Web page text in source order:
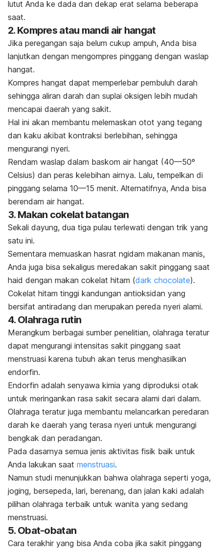
lutut Anda ke dada dan dekap erat selama beberapa
saat.
2. Kompres atau mandi air hangat
Jika peregangan saja belum cukup ampuh, Anda bisa
lanjutkan dengan mengompres pinggang dengan waslap
hangat.
Kompres hangat dapat memperlebar pembuluh darah
sehingga aliran darah dan suplai oksigen lebih mudah
mencapai daerah yang sakit.
Hal ini akan membantu melemaskan otot yang tegang
dan kaku akibat kontraksi berlebihan, sehingga
mengurangi nyeri.
Rendam waslap dalam baskom air hangat (40—50º
Celsius) dan peras kelebihan airnya. Lalu, tempelkan di
pinggang selama 10—15 menit. Alternatifnya, Anda bisa
berendam air hangat.
3. Makan cokelat batangan
Sekali dayung, dua tiga pulau terlewati dengan trik yang
satu ini.
Sementara memuaskan hasrat ngidam makanan manis,
Anda juga bisa sekaligus meredakan sakit pinggang saat
haid dengan makan cokelat hitam (dark chocolate).
Cokelat hitam tinggi kandungan antioksidan yang
bersifat antiradang dan merupakan pereda nyeri alami.
4. Olahraga rutin
Merangkum berbagai sumber penelitian, olahraga teratur
dapat mengurangi intensitas sakit pinggang saat
menstruasi karena tubuh akan terus menghasilkan
endorfin.
Endorfin adalah senyawa kimia yang diproduksi otak
untuk meringankan rasa sakit secara alami dari dalam.
Olahraga teratur juga membantu melancarkan peredaran
darah ke daerah yang terasa nyeri untuk mengurangi
bengkak dan peradangan.
Pada dasarnya semua jenis aktivitas fisik baik untuk
Anda lakukan saat menstruasi.
Namun studi menunjukkan bahwa olahraga seperti yoga,
joging, bersepeda, lari, berenang, dan jalan kaki adalah
pilihan olahraga terbaik untuk wanita yang sedang
menstruasi.
5. Obat-obatan
Cara terakhir yang bisa Anda coba jika sakit pinggang